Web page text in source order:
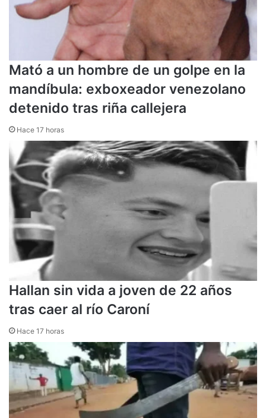
Mató a un hombre de un golpe en la
mandíbula: exboxeador venezolano
detenido tras riña callejera
Hace 17 horas
Hallan sin vida a joven de 22 años
tras caer al río Caroní
Hace 17 horas